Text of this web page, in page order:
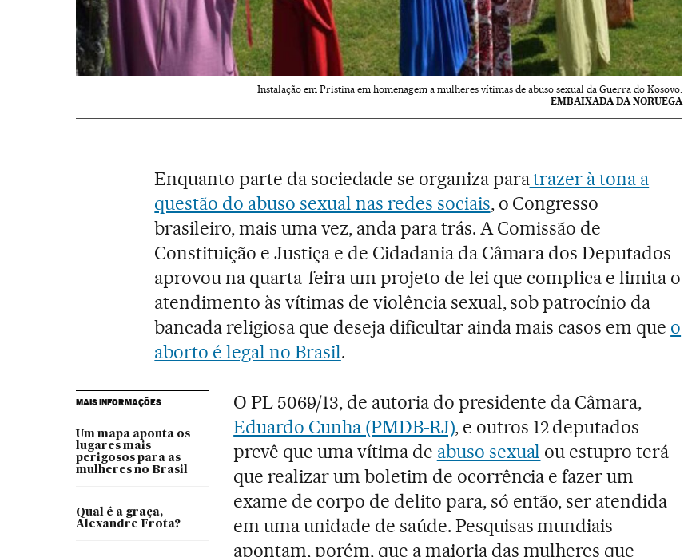
Instalação em Pristina em homenagem a mulheres vítimas de abuso sexual da Guerra do Kosovo.
EMBAIXADA DA NORUEGA
Enquanto parte da sociedade se organiza paratrazer à tona a
questão do abuso sexual nas redes sociais, o Congresso
brasileiro, mais uma vez, anda para trás. A Comissão de
Constituição e Justiça e de Cidadania da Câmara dos Deputados
aprovou na quarta-feira um projeto de lei que complica e limita o
atendimento às vítimas de violência sexual, sob patrocínio da
bancada religiosa que deseja dificultar ainda mais casos em que o
aborto é legal no Brasil.
MAIS INFORMAÇÕES
Um mapa aponta os
lugares mais
perigosos para as
mulheres no Brasil
Qual é a graça,
Alexandre Frota?
O PL 5069/13, de autoria do presidente da Câmara,
Eduardo Cunha (PMDB-RJ), e outros 12 deputados
prevê que uma vítima de abuso sexual ou estupro terá
que realizar um boletim de ocorrência e fazer um
exame de corpo de delito para, só então, ser atendida
em uma unidade de saúde. Pesquisas mundiais
apontam, porém, que a maioria das mulheres que